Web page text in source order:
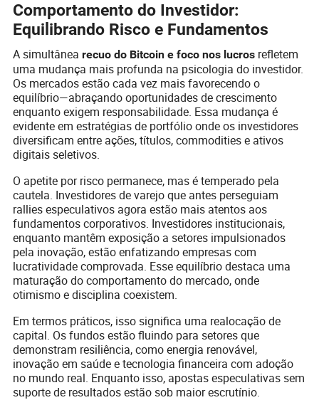
Comportamento do Investidor:
Equilibrando Risco e Fundamentos
A simultânearecuo do Bitcoin e foco nos lucros refletem
uma mudança mais profunda na psicologia do investidor.
Os mercados estão cada vez mais favorecendo o
equilíbrio—abraçando oportunidades de crescimento
enquanto exigem responsabilidade. Essa mudança é
evidente em estratégias de portfólio onde os investidores
diversificam entre ações, títulos, commodities e ativos
digitais seletivos.
O apetite por risco permanece, mas é temperado pela
cautela. Investidores de varejo que antes perseguiam
rallies especulativos agora estão mais atentos aos
fundamentos corporativos. Investidores institucionais,
enquanto mantêm exposição a setores impulsionados
pela inovação, estão enfatizando empresas com
lucratividade comprovada. Esse equilíbrio destaca uma
maturação do comportamento do mercado, onde
otimismo e disciplina coexistem.
Em termos práticos, isso significa uma realocação de
capital. Os fundos estão fluindo para setores que
demonstram resiliência, como energia renovável,
inovação em saúde e tecnologia financeira com adoção
no mundo real. Enquanto isso, apostas especulativas sem
suporte de resultados estão sob maior escrutínio.